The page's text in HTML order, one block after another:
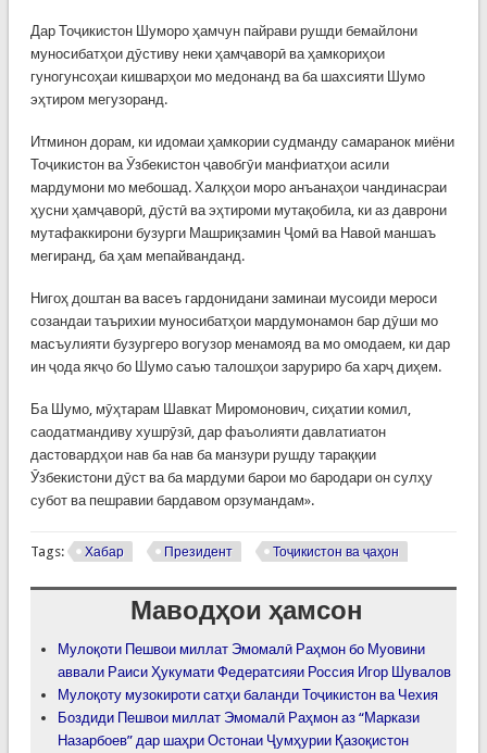
Дар Тоҷикистон Шуморо ҳамчун пайрави рушди бемайлони
муносибатҳои дӯстиву неки ҳамҷаворӣ ва ҳамкориҳои
гуногунсоҳаи кишварҳои мо медонанд ва ба шахсияти Шумо
эҳтиром мегузоранд.
Итминон дорам, ки идомаи ҳамкории судманду самаранок миёни
Тоҷикистон ва Ӯзбекистон ҷавобгӯи манфиатҳои асили
мардумони мо мебошад. Халқҳои моро анъанаҳои чандинасраи
ҳусни ҳамҷаворӣ, дӯстӣ ва эҳтироми мутақобила, ки аз даврони
мутафаккирони бузурги Машриқзамин Ҷомӣ ва Навоӣ маншаъ
мегиранд, ба ҳам мепайванданд.
Нигоҳ доштан ва васеъ гардонидани заминаи мусоиди мероси
созандаи таърихии муносибатҳои мардумонамон бар дӯши мо
масъулияти бузургеро вогузор менамояд ва мо омодаем, ки дар
ин ҷода якҷо бо Шумо саъю талошҳои заруриро ба харҷ диҳем.
Ба Шумо, мӯҳтарам Шавкат Миромонович, сиҳатии комил,
саодатмандиву хушрӯзӣ, дар фаъолияти давлатиатон
дастовардҳои нав ба нав ба манзури рушду тараққии
Ӯзбекистони дӯст ва ба мардуми барои мо бародари он сулҳу
субот ва пешравии бардавом орзумандам».
Tags: Хабар Президент Тоҷикистон ва ҷаҳон
Маводҳои ҳамсон
Мулоқоти Пешвои миллат Эмомалӣ Раҳмон бо Муовини
аввали Раиси Ҳукумати Федератсияи Россия Игор Шувалов
Мулоқоту музокироти сатҳи баланди Тоҷикистон ва Чехия
Боздиди Пешвои миллат Эмомалӣ Раҳмон аз “Маркази
Назарбоев” дар шаҳри Остонаи Ҷумҳурии Қазоқистон